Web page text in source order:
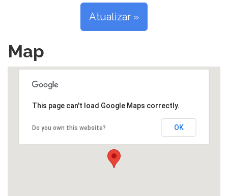
Atualizar »
Map
This page can't load Google Maps correctly.
Do you own this website? OK